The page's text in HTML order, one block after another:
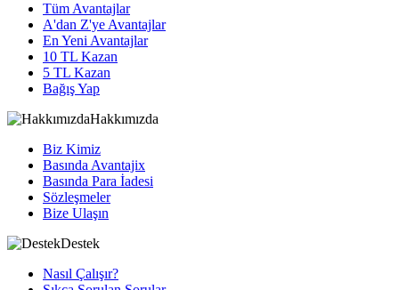
Tüm Avantajlar
A'dan Z'ye Avantajlar
En Yeni Avantajlar
10 TL Kazan
5 TL Kazan
Bağış Yap
Hakkımızda
Biz Kimiz
Basında Avantajix
Basında Para İadesi
Sözleşmeler
Bize Ulaşın
Destek
Nasıl Çalışır?